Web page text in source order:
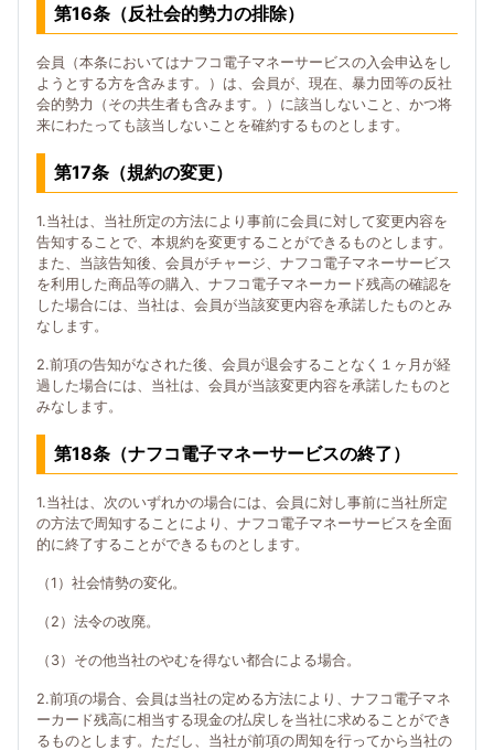
第16条（反社会的勢力の排除）
会員（本条においてはナフコ電子マネーサービスの入会申込をし
ようとする方を含みます。）は、会員が、現在、暴力団等の反社
会的勢力（その共生者も含みます。）に該当しないこと、かつ将
来にわたっても該当しないことを確約するものとします。
第17条（規約の変更）
1.当社は、当社所定の方法により事前に会員に対して変更内容を
告知することで、本規約を変更することができるものとします。
また、当該告知後、会員がチャージ、ナフコ電子マネーサービス
を利用した商品等の購入、ナフコ電子マネーカード残高の確認を
した場合には、当社は、会員が当該変更内容を承諾したものとみ
なします。
2.前項の告知がなされた後、会員が退会することなく１ヶ月が経
過した場合には、当社は、会員が当該変更内容を承諾したものと
みなします。
第18条（ナフコ電子マネーサービスの終了）
1.当社は、次のいずれかの場合には、会員に対し事前に当社所定
の方法で周知することにより、ナフコ電子マネーサービスを全面
的に終了することができるものとします。
（1）社会情勢の変化。
（2）法令の改廃。
（3）その他当社のやむを得ない都合による場合。
2.前項の場合、会員は当社の定める方法により、ナフコ電子マネ
ーカード残高に相当する現金の払戻しを当社に求めることができ
るものとします。ただし、当社が前項の周知を行ってから当社の